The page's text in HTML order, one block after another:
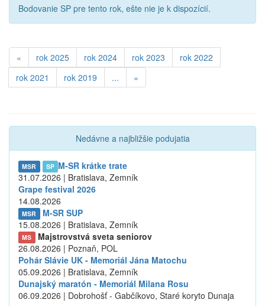
Bodovanie SP pre tento rok, ešte nie je k dispozícií.
« rok 2025 rok 2024 rok 2023
rok 2022
rok 2021
rok 2019 ... »
Nedávne a najbližšie podujatia
MSR SP M-SR krátke trate
31.07.2026 | Bratislava, Zemník
Grape festival 2026
14.08.2026
MSR
M-SR SUP
15.08.2026 | Bratislava, Zemník
MS
Majstrovstvá sveta seniorov
26.08.2026 | Poznaň, POL
Pohár Slávie UK - Memoriál Jána Matochu
05.09.2026 | Bratislava, Zemník
Dunajský maratón - Memoriál Milana Rosu
06.09.2026 | Dobrohošť - Gabčíkovo, Staré koryto Dunaja